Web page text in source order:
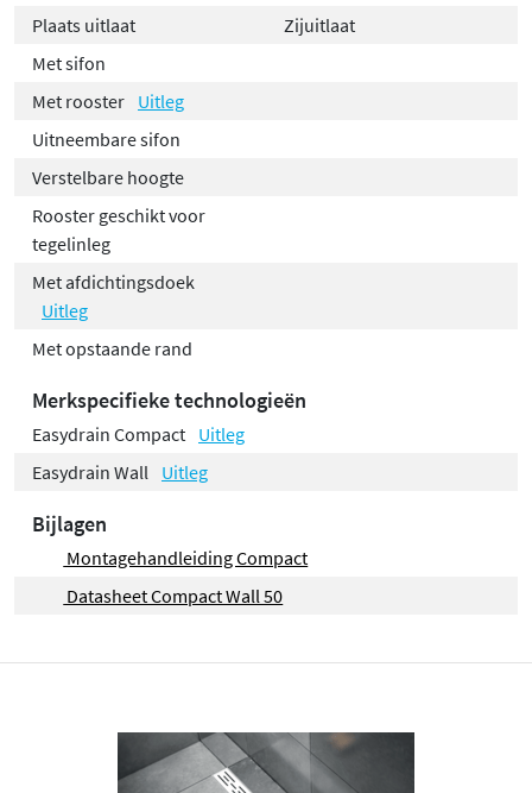
Plaats uitlaat
Zijuitlaat
Met sifon
Met rooster Uitleg
Uitneembare sifon
Verstelbare hoogte
Rooster geschikt voor
tegelinleg
Met afdichtingsdoek
Uitleg
Met opstaande rand
Merkspecifieke technologieën
Easydrain Compact Uitleg
Easydrain Wall
Uitleg
Bijlagen
Montagehandleiding Compact
Datasheet Compact Wall 50